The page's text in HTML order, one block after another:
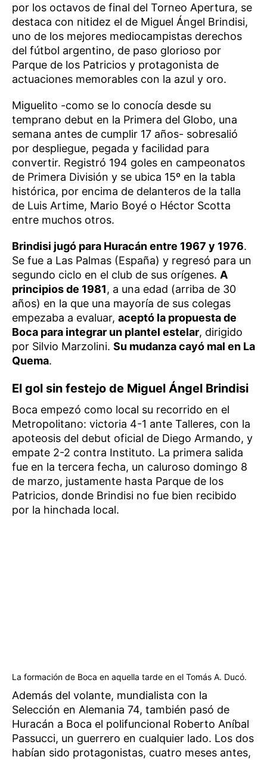
por los octavos de final del Torneo Apertura, se
destaca con nitidez el de Miguel Ángel Brindisi,
uno de los mejores mediocampistas derechos
del fútbol argentino, de paso glorioso por
Parque de los Patricios y protagonista de
actuaciones memorables con la azul y oro.
Miguelito -como se lo conocía desde su
temprano debut en la Primera del Globo, una
semana antes de cumplir 17 años- sobresalió
por despliegue, pegada y facilidad para
convertir. Registró 194 goles en campeonatos
de Primera División y se ubica 15º en la tabla
histórica, por encima de delanteros de la talla
de Luis Artime, Mario Boyé o Héctor Scotta
entre muchos otros.
Brindisi jugó para Huracán entre 1967 y 1976.
Se fue a Las Palmas (España) y regresó para un
segundo ciclo en el club de sus orígenes. A
principios de 1981, a una edad (arriba de 30
años) en la que una mayoría de sus colegas
empezaba a evaluar, aceptó la propuesta de
Boca para integrar un plantel estelar, dirigido
por Silvio Marzolini. Su mudanza cayó mal en La
Quema.
El gol sin festejo de Miguel Ángel Brindisi
Boca empezó como local su recorrido en el
Metropolitano: victoria 4-1 ante Talleres, con la
apoteosis del debut oficial de Diego Armando, y
empate 2-2 contra Instituto. La primera salida
fue en la tercera fecha, un caluroso domingo 8
de marzo, justamente hasta Parque de los
Patricios, donde Brindisi no fue bien recibido
por la hinchada local.
La formación de Boca en aquella tarde en el Tomás A. Ducó.
Además del volante, mundialista con la
Selección en Alemania 74, también pasó de
Huracán a Boca el polifuncional Roberto Aníbal
Passucci, un guerrero en cualquier lado. Los dos
habían sido protagonistas, cuatro meses antes,